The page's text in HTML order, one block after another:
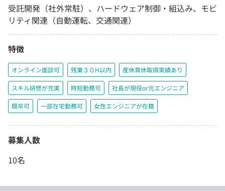
受託開発（社外常駐）、ハードウェア制御・組込み、モビ
リティ関連（自動運転、交通関連）
特徴
オンライン面談可 残業３０H以内 産休育休取得実績あり
スキル研修が充実 時短勤務可 社長が現役or元エンジニア
既卒可 一部在宅勤務可 女性エンジニアが在籍
募集人数
10名